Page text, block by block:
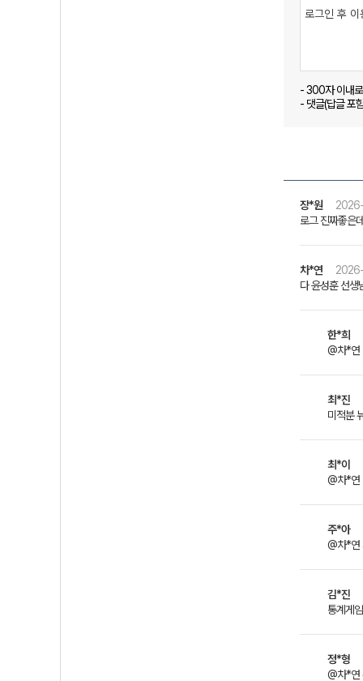
- 300자 이내
- 댓글(답글 포
장*원
로그 진짜좋은
차*연
다 윤성훈 선생
한*희
@차*연
최*진
미적분
최*이
@차*연
주*아
@차*연
김*진
통계게
정*형
@차*연